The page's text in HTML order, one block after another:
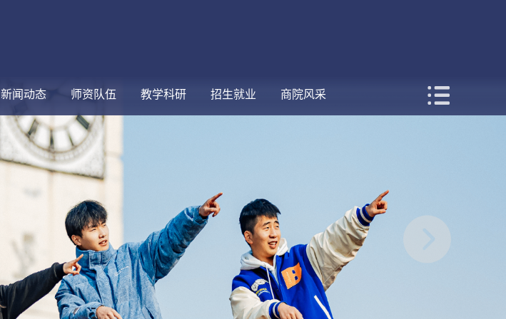
新闻动态 师资队伍 教学科研 招生就业 商院风采